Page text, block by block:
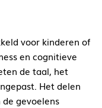
voor kinderen of
en cognitieve
de taal, het
Het delen
gevoelens